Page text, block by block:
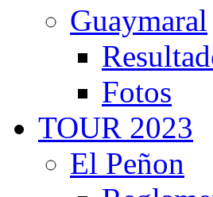
Guaymaral
Fotos
TOUR 2023
El Peñon